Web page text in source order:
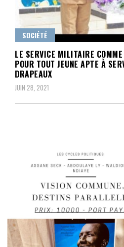
SOCIÉTÉ
LE SERVICE MILITAIRE
POUR TOUT JEUNE APTE À
DRAPEAUX
JUIN 28, 2021